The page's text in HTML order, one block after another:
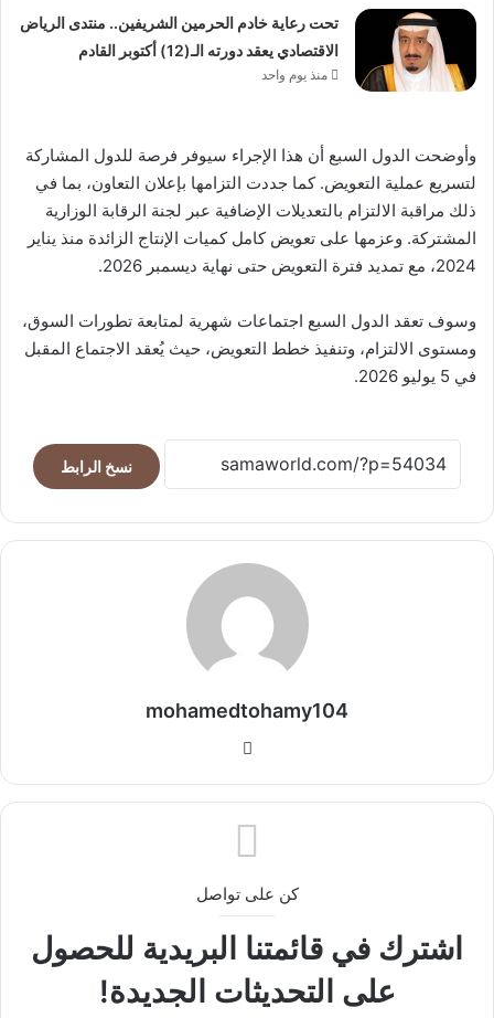
تحت رعاية خادم الحرمين الشريفين.. منتدى الرياض
الاقتصادي يعقد دورته الـ(12) أكتوبر القادم
منذ يوم واحد
وأوضحت الدول السبع أن هذا الإجراء سيوفر فرصة للدول المشاركة
لتسريع عملية التعويض. كما جددت التزامها بإعلان التعاون، بما في
ذلك مراقبة الالتزام بالتعديلات الإضافية عبر لجنة الرقابة الوزارية
المشتركة. وعزمها على تعويض كامل كميات الإنتاج الزائدة منذ يناير
2024، مع تمديد فترة التعويض حتى نهاية ديسمبر 2026.
وسوف تعقد الدول السبع اجتماعات شهرية لمتابعة تطورات السوق،
ومستوى الالتزام، وتنفيذ خطط التعويض، حيث يُعقد الاجتماع المقبل
في 5 يوليو 2026.
نسخ الرابط
mohamedtohamy104
كن على تواصل
اشترك في قائمتنا البريدية للحصول
على التحديثات الجديدة!